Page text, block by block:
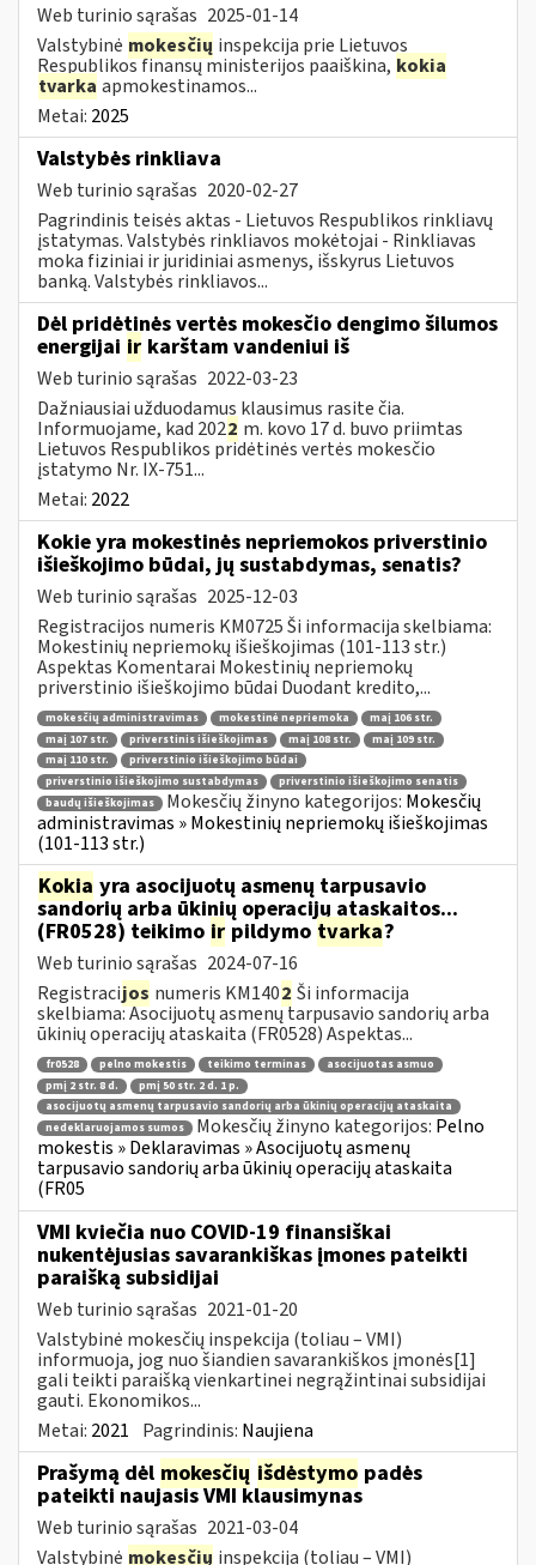
Web turinio sąrašas 2025-01-14
Valstybinė mokesčių inspekcija prie Lietuvos
Respublikos finansų ministerijos paaiškina, kokia
tvarka apmokestinamos...
Metai: 2025
Valstybės rinkliava
Web turinio sąrašas 2020-02-27
Pagrindinis teisės aktas - Lietuvos Respublikos rinkliavų
įstatymas. Valstybės rinkliavos mokėtojai - Rinkliavas
moka fiziniai ir juridiniai asmenys, išskyrus Lietuvos
banką. Valstybės rinkliavos...
Dėl pridėtinės vertės mokesčio dengimo šilumos
energijai ir karštam vandeniui iš
Web turinio sąrašas 2022-03-23
Dažniausiai užduodamus klausimus rasite čia.
Informuojame, kad 2022 m. kovo 17 d. buvo priimtas
Lietuvos Respublikos pridėtinės vertės mokesčio
įstatymo Nr. IX-751...
Metai: 2022
Kokie yra mokestinės nepriemokos priverstinio
išieškojimo būdai, jų sustabdymas, senatis?
Web turinio sąrašas 2025-12-03
Registracijos numeris KM0725 Ši informacija skelbiama:
Mokestinių nepriemokų išieškojimas (101-113 str.)
Aspektas Komentarai Mokestinių nepriemokų
priverstinio išieškojimo būdai Duodant kredito,...
mokesčių administravimas mokestinė nepriemoka
maį 106 str.
maį 107 str.
priverstinis išieškojimas maį 108 str.
maį 109 str.
maį 110 str.
priverstinio išieškojimo būdai
priverstinio išieškojimo sustabdymas
priverstinio išieškojimo senatis
baudų išieškojimas
Mokesčių žinyno kategorijos: Mokesčių
administravimas » Mokestinių nepriemokų išieškojimas
(101-113 str.)
Kokia yra asocijuotų asmenų tarpusavio
sandorių arba ūkinių operacijų ataskaitos...
(FR0528) teikimo ir pildymo tvarka?
Web turinio sąrašas 2024-07-16
Registracijos numeris KM1402 Ši informacija
skelbiama: Asocijuotų asmenų tarpusavio sandorių arba
ūkinių operacijų ataskaita (FR0528) Aspektas...
fr0528 pelno mokestis teikimo terminas
asocijuotas asmuo
pmį 2 str. 8 d.
pmį 50 str. 2 d. 1 p.
asocijuotų asmenų tarpusavio sandorių arba ūkinių operacijų ataskaita
nedeklaruojamos sumos
Mokesčių žinyno kategorijos: Pelno
mokestis » Deklaravimas » Asocijuotų asmenų
tarpusavio sandorių arba ūkinių operacijų ataskaita
(FR05
VMI kviečia nuo COVID-19 finansiškai
nukentėjusias savarankiškas įmones pateikti
paraišką subsidijai
Web turinio sąrašas 2021-01-20
Valstybinė mokesčių inspekcija (toliau – VMI)
informuoja, jog nuo šiandien savarankiškos įmonės[1]
gali teikti paraišką vienkartinei negrąžintinai subsidijai
gauti. Ekonomikos...
Metai: 2021 Pagrindinis: Naujiena
Prašymą dėl mokesčių išdėstymo padės
pateikti naujasis VMI klausimynas
Web turinio sąrašas 2021-03-04
Valstybinė mokesčių inspekcija (toliau – VMI)